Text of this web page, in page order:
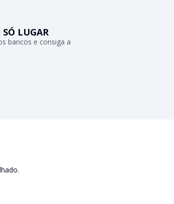
LUGAR
bancos e consiga a